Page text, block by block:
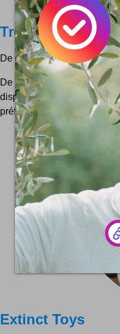
Trombones
De biens jolis trombones
De vrais trombones de
disponibles dans plus de
préférez lequel ? Le
Extinct Toys